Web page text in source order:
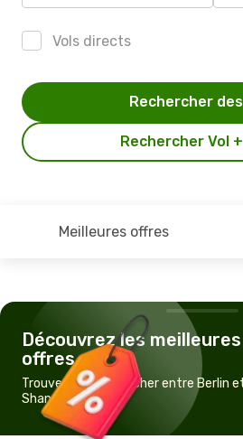
Vols directs
Rechercher Vol
Rechercher
Meilleures offres
Découvrez les meilleures
offres
Trouvez un vol pas cher entre Berlin
Shanghai